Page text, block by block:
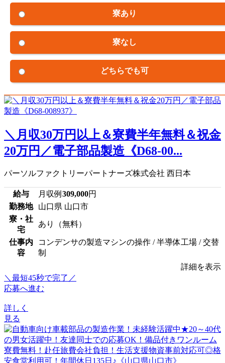
寮あり
寮なし
どちらでも可
＼月収30万円以上＆寮費半年無料＆祝金
20万円／電子部品製造《D68-00...
パーソルファクトリーパートナーズ株式会社 西日本
給与 月収例 309,000円
勤務地
山口県 山口市
寮・社
宅
あり（無料）
仕事内
容
コンデンサの製造マシンの操作 / 半導体工場 / 交替
制
詳細を表示
＼最短45秒で完了／
応募へ進む
詳しく
見る